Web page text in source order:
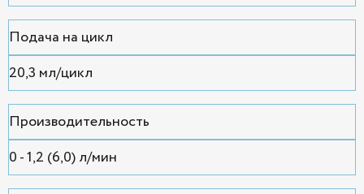
Подача на цикл
20,3 мл/цикл
Производительность
0 - 1,2 (6,0) л/мин